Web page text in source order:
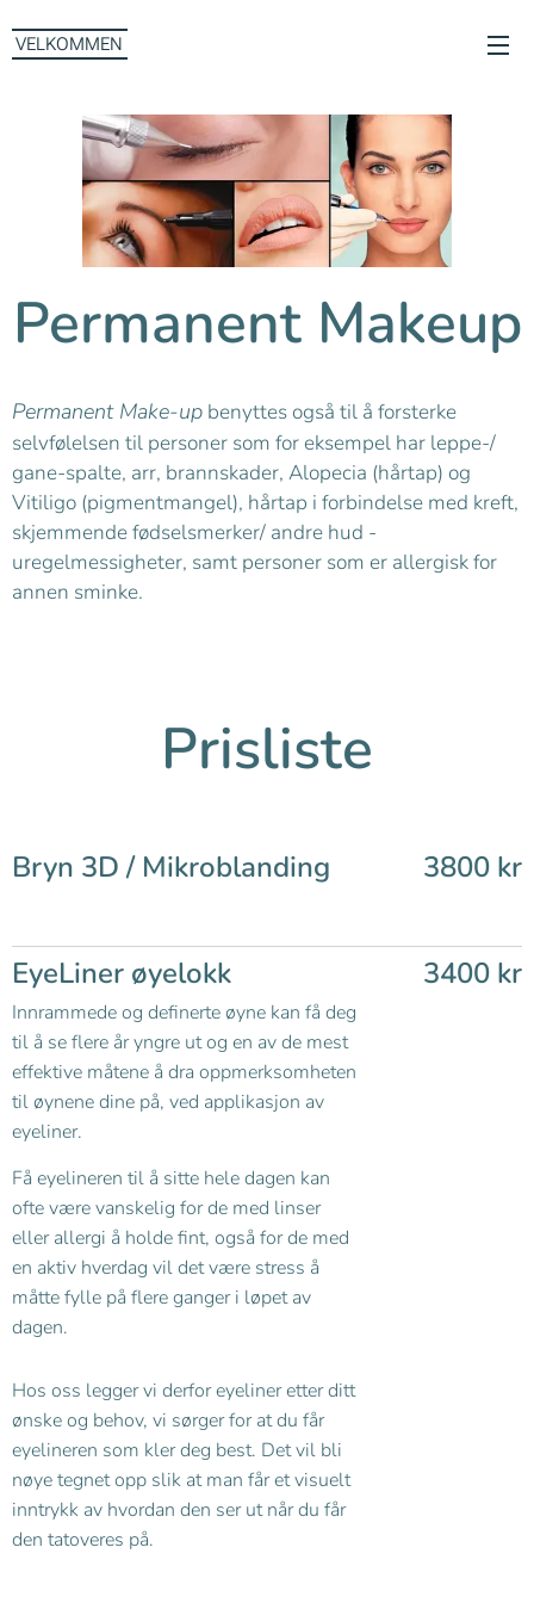
VELKOMMEN
Permanent Makeup
Permanent Make-up benyttes også til å forsterke
selvfølelsen til personer som for eksempel har leppe-/
gane-spalte, arr, brannskader, Alopecia (hårtap) og
Vitiligo (pigmentmangel), hårtap i forbindelse med kreft,
skjemmende fødselsmerker/ andre hud -
uregelmessigheter, samt personer som er allergisk for
annen sminke.
Prisliste
Bryn 3D / Mikroblanding 3800 kr
EyeLiner øyelokk
Innrammede og definerte øyne kan få deg
til å se flere år yngre ut og en av de mest
effektive måtene å dra oppmerksomheten
til øynene dine på, ved applikasjon av
eyeliner.
Få eyelineren til å sitte hele dagen kan
ofte være vanskelig for de med linser
eller allergi å holde fint, også for de med
en aktiv hverdag vil det være stress å
måtte fylle på flere ganger i løpet av
dagen.
Hos oss legger vi derfor eyeliner etter ditt
ønske og behov, vi sørger for at du får
eyelineren som kler deg best. Det vil bli
nøye tegnet opp slik at man får et visuelt
inntrykk av hvordan den ser ut når du får
den tatoveres på.
3400 kr